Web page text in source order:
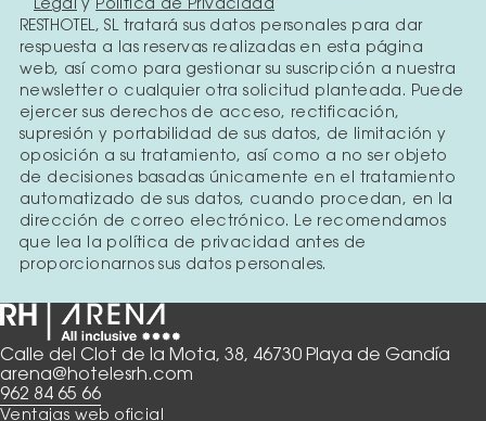
Calle del Clot de la Mota, 38, 46730 Playa de Gandía
arena@hotelesrh.com
962 84 65 66
Legal
y Política de Privacidad
RESTHOTEL, SL tratará sus datos personales para dar
respuesta a las reservas realizadas en esta página
web, así como para gestionar su suscripción a nuestra
newsletter o cualquier otra solicitud planteada. Puede
ejercer sus derechos de acceso, rectificación,
supresión y portabilidad de sus datos, de limitación y
oposición a su tratamiento, así como a no ser objeto
de decisiones basadas únicamente en el tratamiento
automatizado de sus datos, cuando procedan, en la
dirección de correo electrónico. Le recomendamos
que lea la política de privacidad antes de
proporcionarnos sus datos personales.
Ventajas web oficial